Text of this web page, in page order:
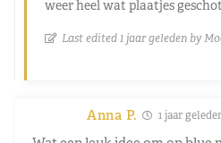
weer heel wat plaatjes
Last edited 1 jaar geleden by
Anna P. 1 jaar